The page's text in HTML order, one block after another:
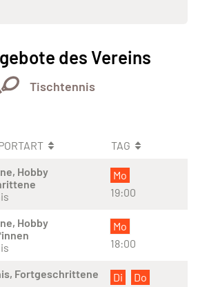
des Vereins
Tischtennis
TAG
Hobby
Mo
19:00
Hobby
Mo
18:00
Fortgeschrittene
Di
Do